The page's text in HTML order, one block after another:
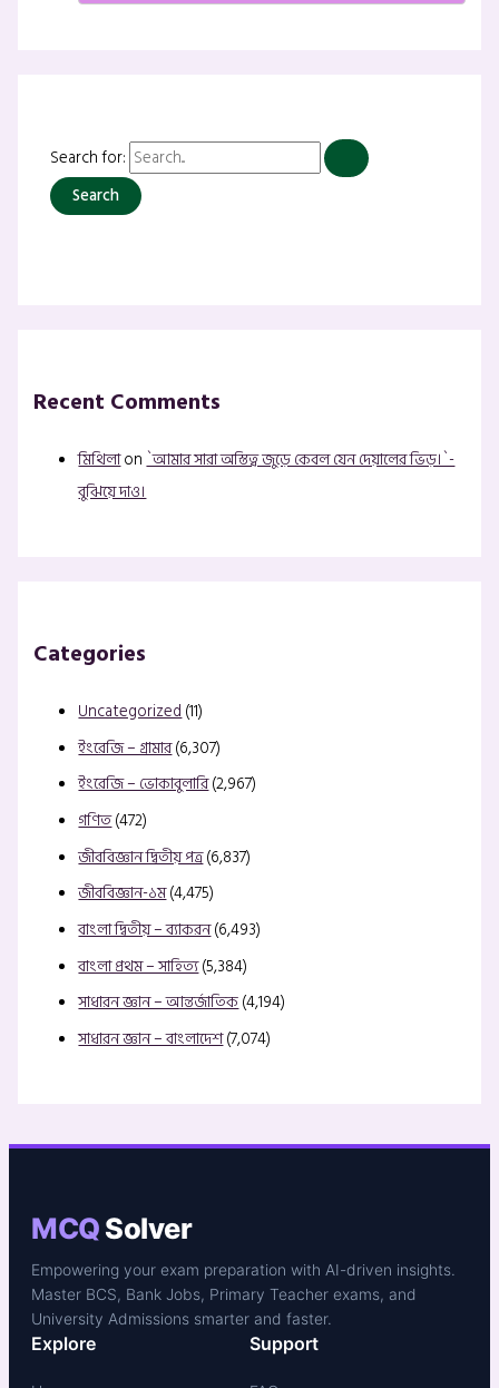
Search for:
Recent Comments
মিথিলাon`আমার সারা অস্তিত্ব জুড়ে কেবল যেন দেয়ালের ভিড়।`-
বুঝিয়ে দাও।
Categories
Uncategorized(11)
ইংরেজি – গ্রামার(6,307)
ইংরেজি – ভোকাবুলারি(2,967)
গণিত(472)
জীববিজ্ঞান দ্বিতীয় পত্র(6,837)
জীববিজ্ঞান-১ম(4,475)
বাংলা দ্বিতীয় – ব্যাকরন(6,493)
বাংলা প্রথম – সাহিত্য(5,384)
সাধারন জ্ঞান – আন্তর্জাতিক(4,194)
সাধারন জ্ঞান – বাংলাদেশ(7,074)
MCQSolver
Empowering your exam preparation with AI-driven insights.
Master BCS, Bank Jobs, Primary Teacher exams, and
University Admissions smarter and faster.
Explore Support